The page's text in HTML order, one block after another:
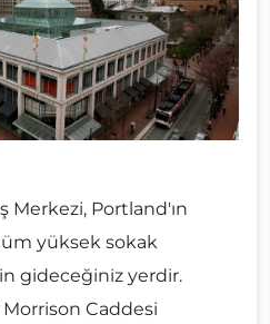
Merkezi, Portland'ın
yüksek sokak
gideceğiniz yerdir.
Morrison Caddesi